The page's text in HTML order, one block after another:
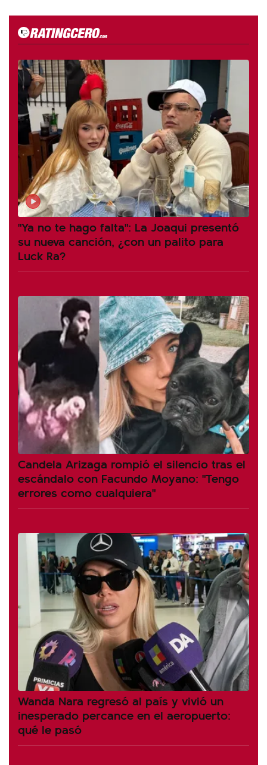
"Ya no te hago falta": La Joaqui presentó
su nueva canción, ¿con un palito para
Luck Ra?
Candela Arizaga rompió el silencio tras el
escándalo con Facundo Moyano: "Tengo
errores como cualquiera"
Wanda Nara regresó al país y vivió un
inesperado percance en el aeropuerto:
qué le pasó